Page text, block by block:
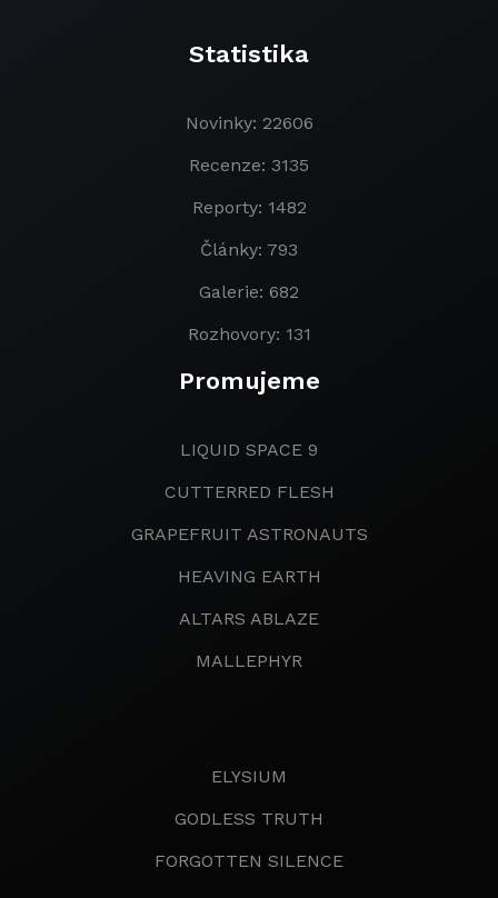
Statistika
Novinky: 22606
Recenze: 3135
Reporty: 1482
Články: 793
Galerie: 682
Rozhovory: 131
Promujeme
LIQUID SPACE 9
CUTTERRED FLESH
GRAPEFRUIT ASTRONAUTS
HEAVING EARTH
ALTARS ABLAZE
MALLEPHYR
ELYSIUM
GODLESS TRUTH
FORGOTTEN SILENCE